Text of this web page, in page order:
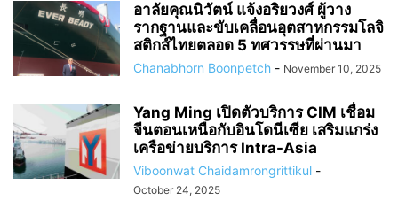
อาลัยคุณนิวัตน์ แจ้งอริยวงศ์ ผู้วาง
รากฐานและขับเคลื่อนอุตสาหกรรมโลจิ
สติกส์ไทยตลอด 5 ทศวรรษที่ผ่านมา
Chanabhorn Boonpetch - November 10, 2025
Yang Ming เปิดตัวบริการ CIM เชื่อม
จีนตอนเหนือกับอินโดนีเซีย เสริมแกร่ง
เครือข่ายบริการ Intra-Asia
Viboonwat Chaidamrongrittikul -
October 24, 2025